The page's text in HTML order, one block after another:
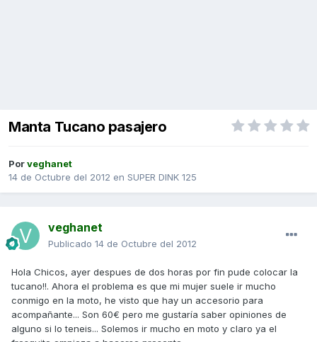
Manta Tucano pasajero
Porveghanet
14 de Octubre del 2012 en SUPER DINK 125
veghanet
Publicado 14 de Octubre del 2012
Hola Chicos, ayer despues de dos horas por fin pude colocar la
tucano!!. Ahora el problema es que mi mujer suele ir mucho
conmigo en la moto, he visto que hay un accesorio para
acompañante... Son 60€ pero me gustaría saber opiniones de
alguno si lo teneis... Solemos ir mucho en moto y claro ya el